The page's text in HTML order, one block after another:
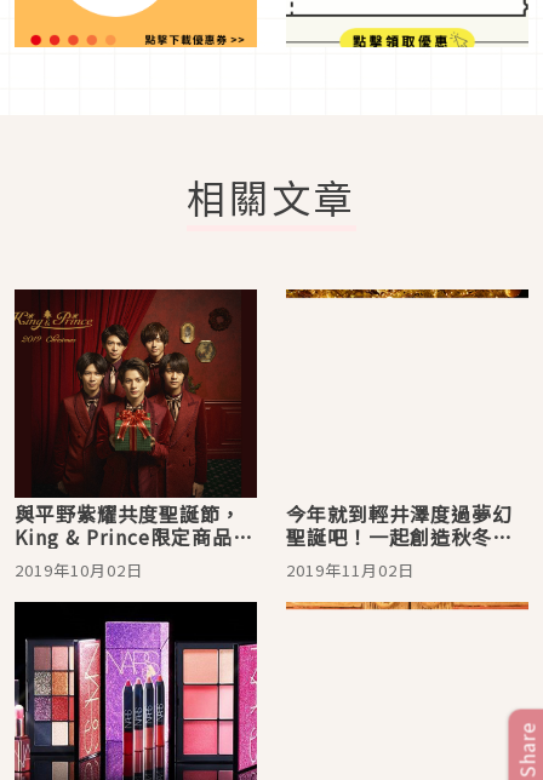
相關文章
與平野紫耀共度聖誕節，
King & Prince限定商品只
有日本小七才買得到！
2019年10月02日
今年就到輕井澤度過夢幻
聖誕吧！一起創造秋冬浪
漫的旅行記憶
2019年11月02日
Share